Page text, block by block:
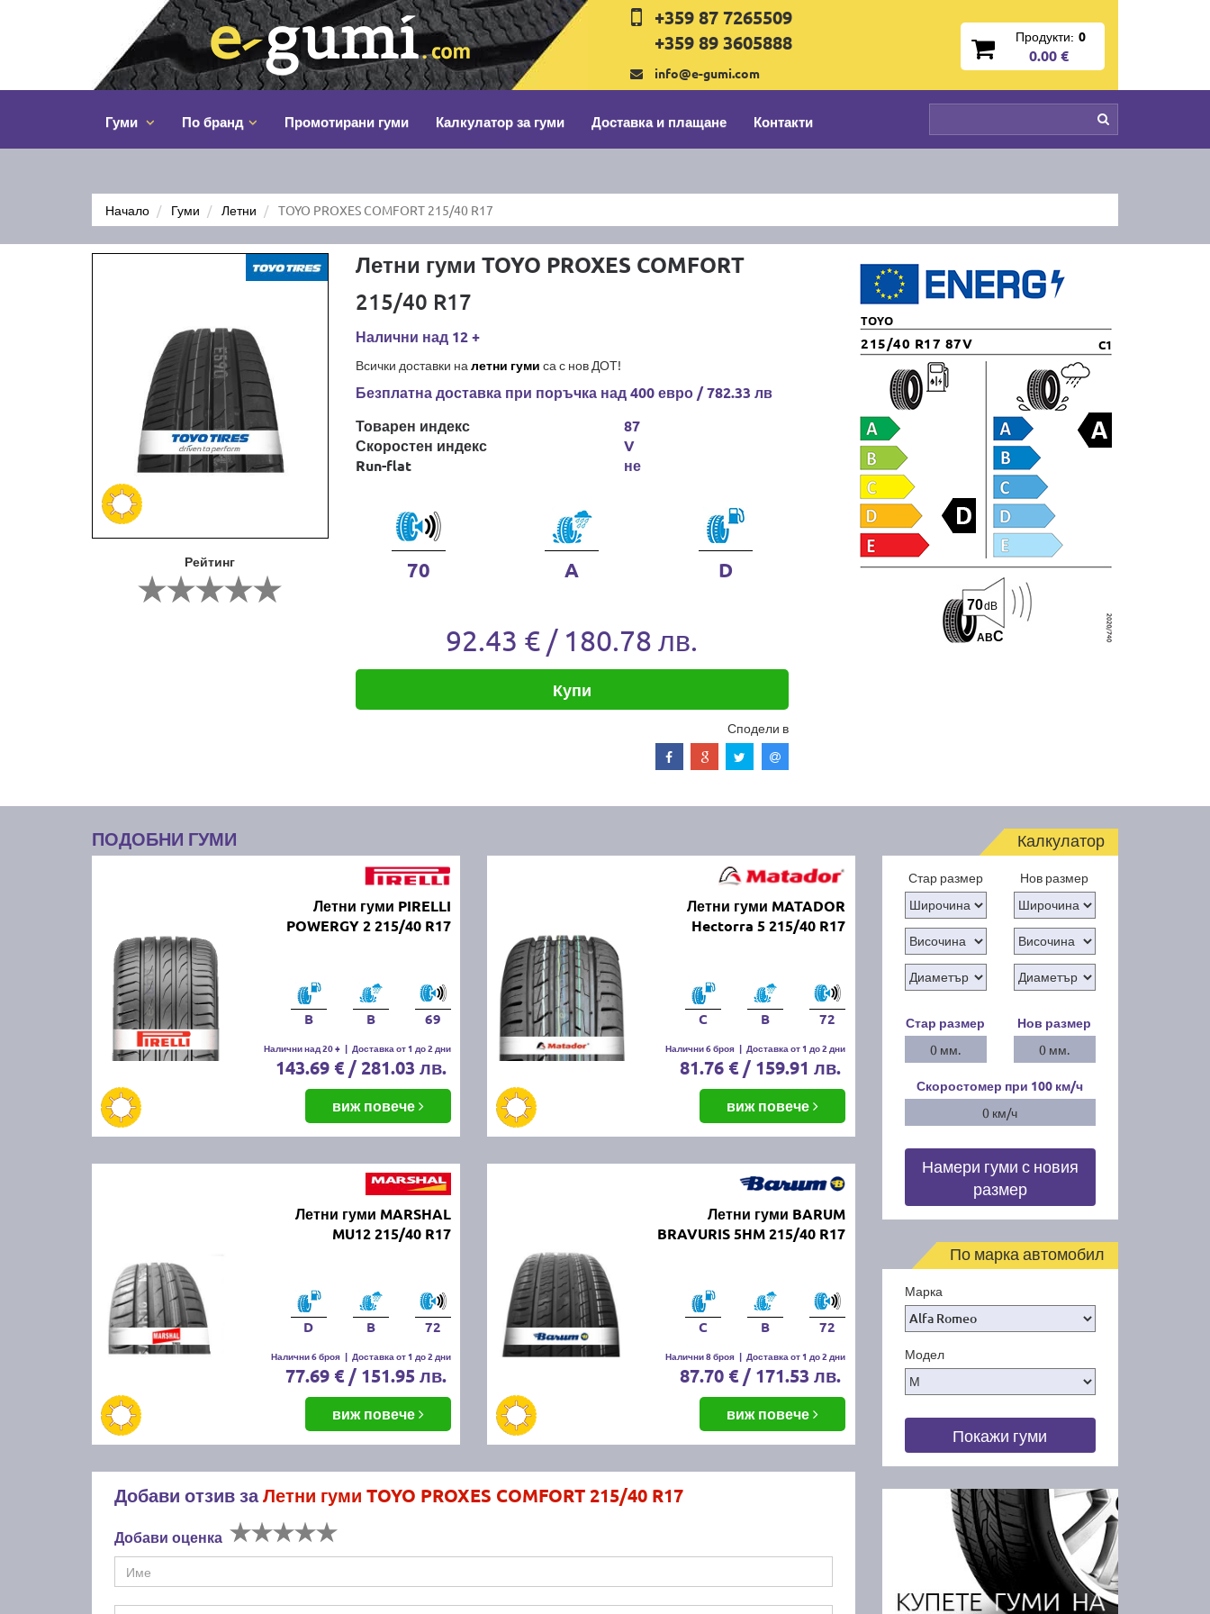
+359 87 7265509
+359 89 3605888
info@e-gumi.com
Продукти: 0
0.00 €
Гуми По бранд Промотирани гуми Калкулатор за гуми Доставка и плащане Контакти
Начало Гуми Летни TOYO PROXES COMFORT 215/40 R17
Рейтинг
Летни гуми TOYO PROXES COMFORT
215/40 R17
Налични над 12 +
Всички доставки на летни гуми са с нов ДОТ!
Безплатна доставка при поръчка над 400 евро / 782.33 лв
Товарен индекс
Скоростен индекс
Run-flat
87
V
не
70 A D
92.43 € / 180.78 лв.
Купи
Сподели в
TOYO
215/40 R17 87V C1
ABC
70dB
ПОДОБНИ ГУМИ
Летни гуми PIRELLI
POWERGY 2 215/40 R17
B B 69
Налични над 20 + | Доставка от 1 до 2 дни
143.69 € / 281.03 лв.
виж повече
Летни гуми MATADOR
Hectorra 5 215/40 R17
C B 72
Налични 6 броя | Доставка от 1 до 2 дни
81.76 € / 159.91 лв.
виж повече
Летни гуми MARSHAL
MU12 215/40 R17
D B 72
Налични 6 броя | Доставка от 1 до 2 дни
77.69 € / 151.95 лв.
виж повече
Летни гуми BARUM
BRAVURIS 5HM 215/40 R17
C B 72
Налични 8 броя | Доставка от 1 до 2 дни
87.70 € / 171.53 лв.
виж повече
Добави отзив заЛетни гуми TOYO PROXES COMFORT 215/40 R17
Добави оценка
Калкулатор
Стар размер Нов размер
Стар размер
0 мм.
Нов размер
0 мм.
Скоростомер при 100 км/ч
0 км/ч
Намери гуми с новия
размер
По марка автомобил
Марка
Модел
Покажи гуми